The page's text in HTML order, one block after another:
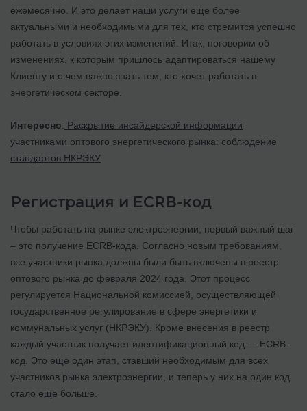
ежемесячно. И это делает наши услуги еще более
актуальными и необходимыми для тех, кто стремится успешно
работать в условиях этих изменений. Итак, поговорим об
изменениях, к которым пришлось адаптироваться нашему
Клиенту и о чем важно знать тем, кто хочет работать в
энергетическом секторе.
Интересно: Раскрытие инсайдерской информации
участниками оптового энергетического рынка: соблюдение
стандартов НКРЭКУ
Регистрация и ECRB-код
Чтобы работать на рынке электроэнергии, первый важный шаг
– это получение ECRB-кода. Согласно новым требованиям,
все участники рынка должны были быть включены в реестр
оптового рынка до февраля 2024 года. Этот процесс
регулируется Национальной комиссией, осуществляющей
государственное регулирование в сфере энергетики и
коммунальных услуг (НКРЭКУ). Кроме внесения в реестр
каждый участник получает идентификационный код — ECRB-
код. Это еще один этап, ставший необходимым для всех
участников рынка электроэнергии, и теперь у них на один код
стало еще больше.